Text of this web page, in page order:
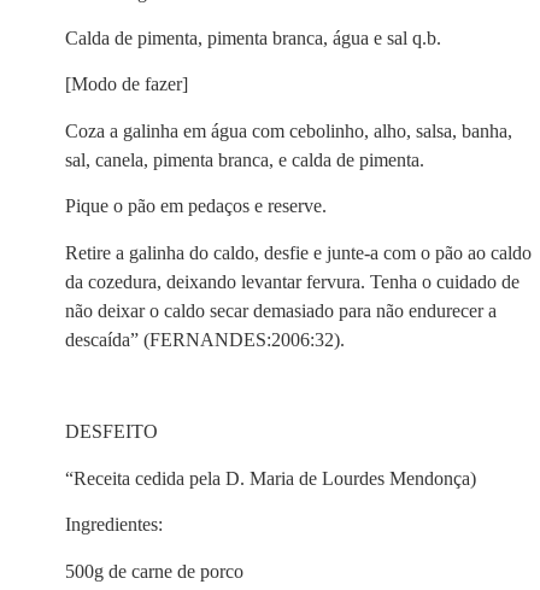
Calda de pimenta, pimenta branca, água e sal q.b.
[Modo de fazer]
Coza a galinha em água com cebolinho, alho, salsa, banha,
sal, canela, pimenta branca, e calda de pimenta.
Pique o pão em pedaços e reserve.
Retire a galinha do caldo, desfie e junte-a com o pão ao caldo
da cozedura, deixando levantar fervura. Tenha o cuidado de
não deixar o caldo secar demasiado para não endurecer a
descaída” (FERNANDES:2006:32).
DESFEITO
“Receita cedida pela D. Maria de Lourdes Mendonça)
Ingredientes:
500g de carne de porco